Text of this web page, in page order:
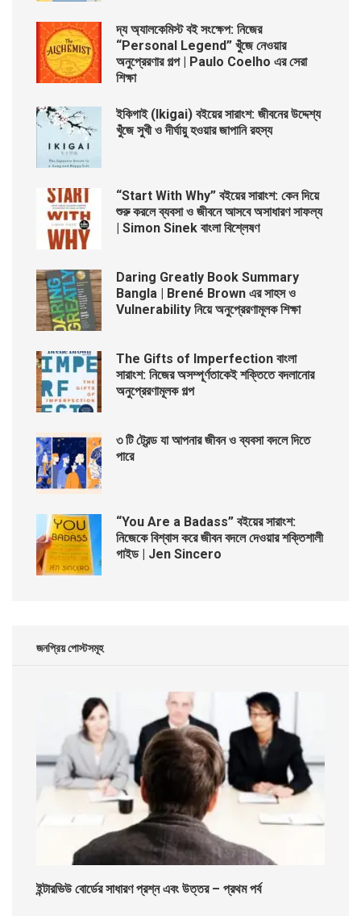
দ্য অ্যালকেমিস্ট বই সংক্ষেপ: নিজের
“Personal Legend” খুঁজে নেওয়ার
অনুপ্রেরণার গল্প | Paulo Coelho এর সেরা
শিক্ষা
ইকিগাই (Ikigai) বইয়ের সারাংশ: জীবনের উদ্দেশ্য
খুঁজে সুখী ও দীর্ঘায়ু হওয়ার জাপানি রহস্য
“Start With Why” বইয়ের সারাংশ: কেন দিয়ে
শুরু করলে ব্যবসা ও জীবনে আসবে অসাধারণ সাফল্য
| Simon Sinek বাংলা বিশ্লেষণ
Daring Greatly Book Summary
Bangla | Brené Brown এর সাহস ও
Vulnerability নিয়ে অনুপ্রেরণামূলক শিক্ষা
The Gifts of Imperfection বাংলা
সারাংশ: নিজের অসম্পূর্ণতাকেই শক্তিতে বদলানোর
অনুপ্রেরণামূলক গল্প
৩ টি ট্রেন্ড যা আপনার জীবন ও ব্যবসা বদলে দিতে
পারে
“You Are a Badass” বইয়ের সারাংশ:
নিজেকে বিশ্বাস করে জীবন বদলে দেওয়ার শক্তিশালী
গাইড | Jen Sincero
জনপ্রিয় পোস্টসমূহ
ইন্টারভিউ বোর্ডের সাধারণ প্রশ্ন এবং উত্তর – প্রথম পর্ব